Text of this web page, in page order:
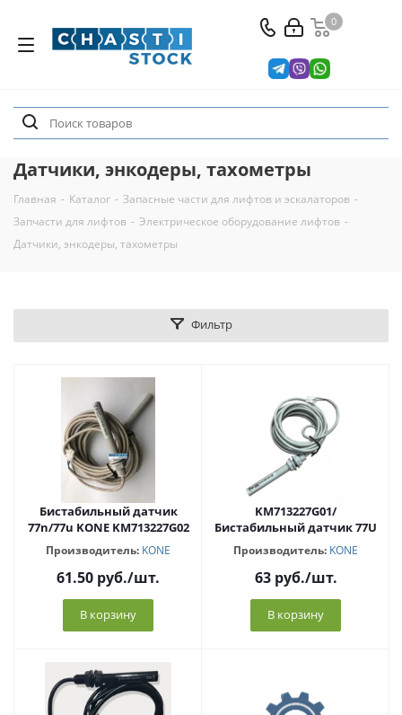
0
Датчики, энкодеры, тахометры
Главная - Каталог - Запасные части для лифтов и эскалаторов -
Запчасти для лифтов - Электрическое оборудование лифтов -
Датчики, энкодеры, тахометры
Фильтр
Бистабильный датчик
77n/77u KONE KM713227G02
Производитель: KONE
61.50 руб./шт.
В корзину
KM713227G01/
Бистабильный датчик 77U
Производитель: KONE
63руб./шт.
В корзину